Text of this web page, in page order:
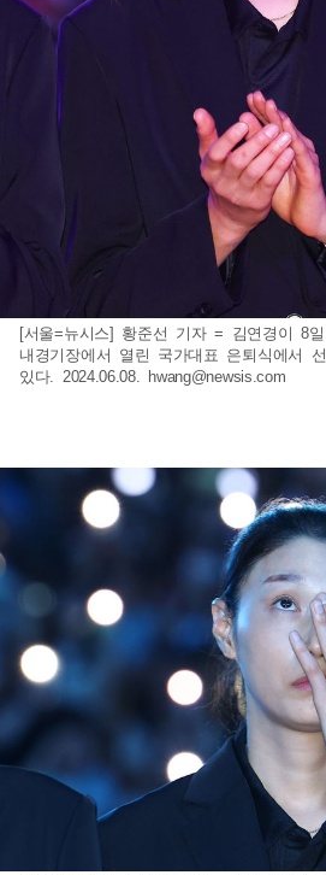
[서울=뉴시스] 황준선 기자 = 김연경이 8
내경기장에서 열린 국가대표 은퇴식에서
있다. 2024.06.08.
hwang@newsis.com